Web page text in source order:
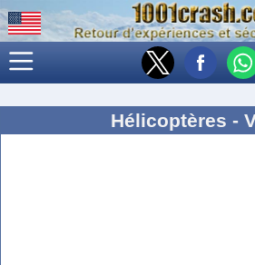
Hélicoptères -